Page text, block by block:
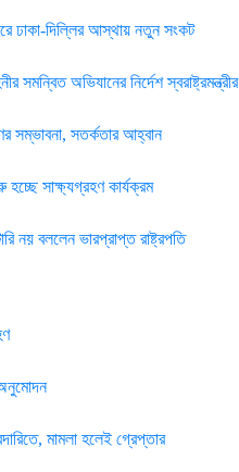
ঢাকা-দিল্লির আস্থায় নতুন সংকট
সমন্বিত অভিযানের নির্দেশ স্বরাষ্ট্রমন্ত্রীর
সম্ভাবনা, সতর্কতার আহ্বান
সাক্ষ্যগ্রহণ কার্যক্রম
নয় বললেন ভারপ্রাপ্ত রাষ্ট্রপতি
মামলা হলেই গ্রেপ্তার